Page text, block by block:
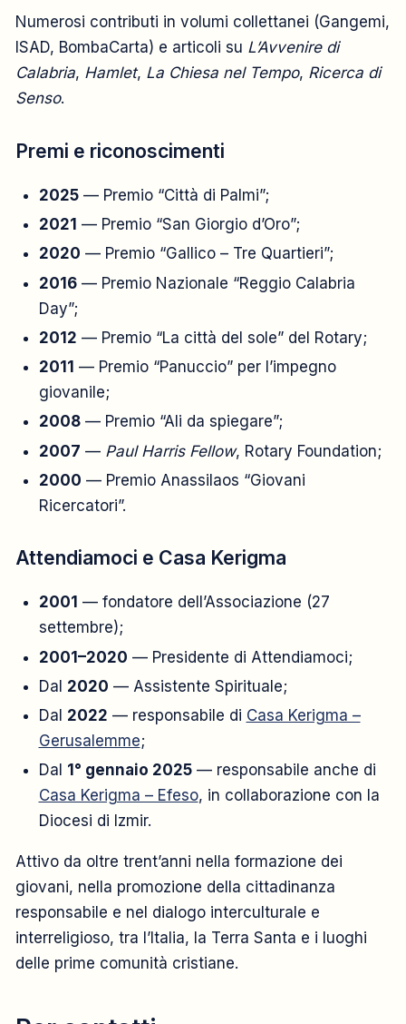
Numerosi contributi in volumi collettanei (Gangemi,
ISAD, BombaCarta) e articoli su L’Avvenire di
Calabria, Hamlet, La Chiesa nel Tempo, Ricerca di
Senso.
Premi e riconoscimenti
2025— Premio “Città di Palmi”;
2021 — Premio “San Giorgio d’Oro”;
2020 — Premio “Gallico – Tre Quartieri”;
2016— Premio Nazionale “Reggio Calabria
Day”;
2012 — Premio “La città del sole” del Rotary;
2011 — Premio “Panuccio” per l’impegno
giovanile;
2008— Premio “Ali da spiegare”;
2007 — Paul Harris Fellow, Rotary Foundation;
2000 — Premio Anassilaos “Giovani
Ricercatori”.
Attendiamoci e Casa Kerigma
2001 — fondatore dell’Associazione (27
settembre);
2001–2020 — Presidente di Attendiamoci;
Dal 2020 — Assistente Spirituale;
Dal 2022 — responsabile di Casa Kerigma –
Gerusalemme;
Dal 1° gennaio 2025— responsabile anche di
Casa Kerigma – Efeso, in collaborazione con la
Diocesi di Izmir.
Attivo da oltre trent’anni nella formazione dei
giovani, nella promozione della cittadinanza
responsabile e nel dialogo interculturale e
interreligioso, tra l’Italia, la Terra Santa e i luoghi
delle prime comunità cristiane.